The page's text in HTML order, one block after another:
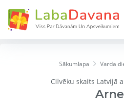
Sākumlapa Varda
Cilvēku skaits Latvijā
Arne